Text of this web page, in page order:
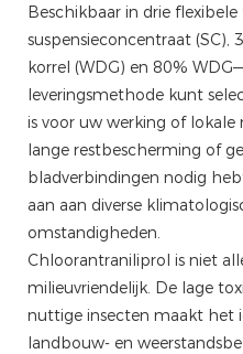
Beschikbaar in drie
suspensieconcentraat (SC),
korrel (WDG) en 80%
leveringsmethode kunt
is voor uw werking of lokale
lange restbescherming of
bladverbindingen nodig
aan aan diverse
omstandigheden.
Chloorantraniliprol is niet
milieuvriendelijk. De lage
nuttige insecten maakt het
landbouw- en